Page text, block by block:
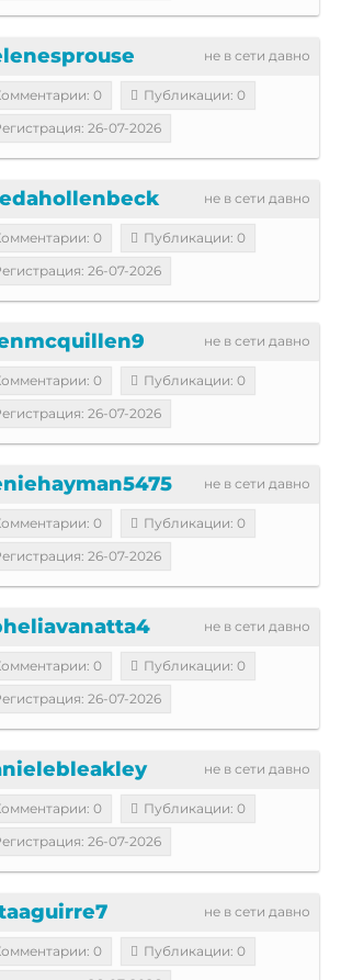
не в сети давно
0
Публикации: 0
26-07-2026
не в сети давно
0
Публикации: 0
26-07-2026
не в сети давно
0
Публикации: 0
26-07-2026
не в сети давно
0
Публикации: 0
26-07-2026
не в сети давно
0
Публикации: 0
26-07-2026
не в сети давно
0
Публикации: 0
26-07-2026
не в сети давно
0
Публикации: 0